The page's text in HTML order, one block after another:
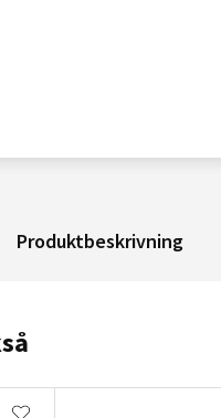
Produktbeskrivning